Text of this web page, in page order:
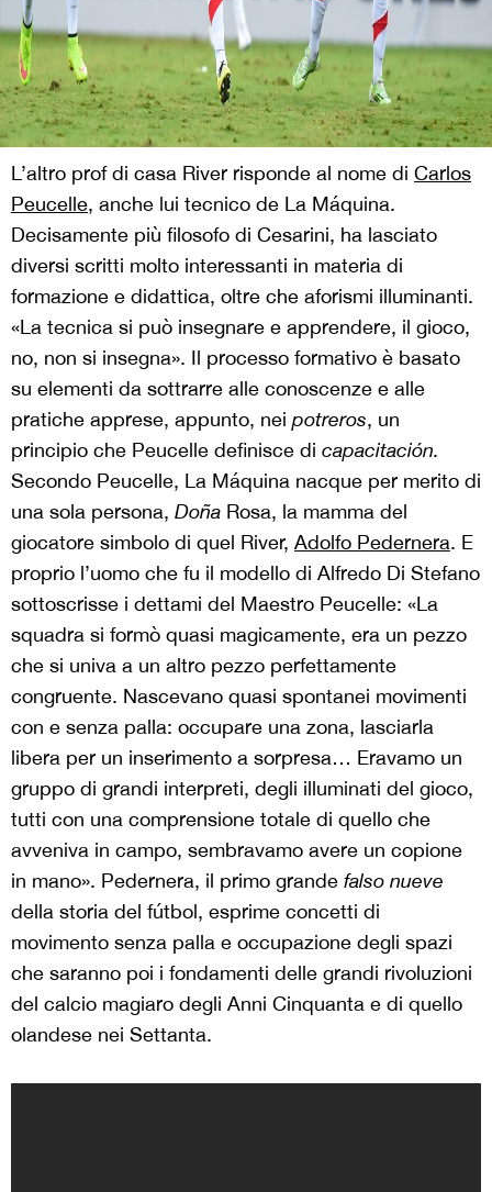
L’altro prof di casa River risponde al nome di Carlos
Peucelle, anche lui tecnico de La Máquina.
Decisamente più filosofo di Cesarini, ha lasciato
diversi scritti molto interessanti in materia di
formazione e didattica, oltre che aforismi illuminanti.
«La tecnica si può insegnare e apprendere, il gioco,
no, non si insegna». Il processo formativo è basato
su elementi da sottrarre alle conoscenze e alle
pratiche apprese, appunto, nei potreros, un
principio che Peucelle definisce di capacitación.
Secondo Peucelle, La Máquina nacque per merito di
una sola persona, Doña Rosa, la mamma del
giocatore simbolo di quel River, Adolfo Pedernera. E
proprio l’uomo che fu il modello di Alfredo Di Stefano
sottoscrisse i dettami del Maestro Peucelle: «La
squadra si formò quasi magicamente, era un pezzo
che si univa a un altro pezzo perfettamente
congruente. Nascevano quasi spontanei movimenti
con e senza palla: occupare una zona, lasciarla
libera per un inserimento a sorpresa… Eravamo un
gruppo di grandi interpreti, degli illuminati del gioco,
tutti con una comprensione totale di quello che
avveniva in campo, sembravamo avere un copione
in mano». Pedernera, il primo grande falso nueve
della storia del fútbol, esprime concetti di
movimento senza palla e occupazione degli spazi
che saranno poi i fondamenti delle grandi rivoluzioni
del calcio magiaro degli Anni Cinquanta e di quello
olandese nei Settanta.